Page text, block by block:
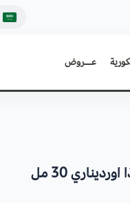
عــروض
30 مل